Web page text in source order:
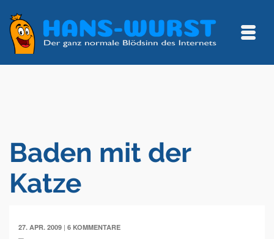
Baden mit der
Katze
27. APR. 2009 | 6 KOMMENTARE